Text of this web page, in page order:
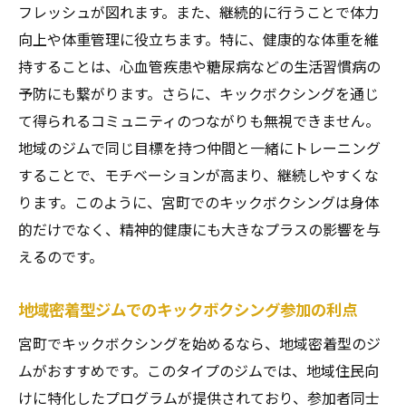
初心者必見！キックボクシングで安全に脂肪を
燃焼する方法
初心者がキックボクシングを始める際の心
構え
キックボクシングの基本技術と安全な動作
脂肪燃焼をサポートするキックボクシング
のルーチン
宮町で初心者が参加しやすいクラスの探し
方
意点
初心者が知っておきたいキックボクシング
用具の選び方
宮町の自然環境とキックボクシングが生み出す
フレッシュが図れます。また、継続的に行うことで体力
向上や体重管理に役立ちます。特に、健康的な体重を維
持することは、心血管疾患や糖尿病などの生活習慣病の
予防にも繋がります。さらに、キックボクシングを通じ
て得られるコミュニティのつながりも無視できません。
地域のジムで同じ目標を持つ仲間と一緒にトレーニング
することで、モチベーションが高まり、継続しやすくな
ります。このように、宮町でのキックボクシングは身体
的だけでなく、精神的健康にも大きなプラスの影響を与
えるのです。
地域密着型ジムでのキックボクシング参加の利点
宮町でキックボクシングを始めるなら、地域密着型のジ
ムがおすすめです。このタイプのジムでは、地域住民向
けに特化したプログラムが提供されており、参加者同士